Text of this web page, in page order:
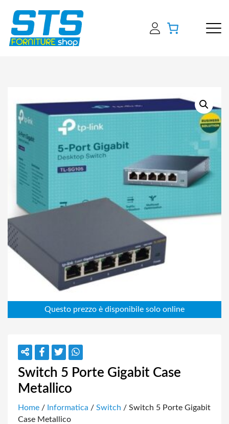
Switch 5 Porte Gigabit Case
Metallico
Home / Informatica / Switch / Switch 5 Porte Gigabit
Case Metallico